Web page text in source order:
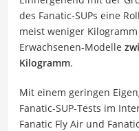
des Fanatic-SUPs eine
meist weniger
Erwachsenen-Modelle
Kilogramm.
Mit einem geringen
Fanatic-SUP-Tests im
Fanatic Fly Air und